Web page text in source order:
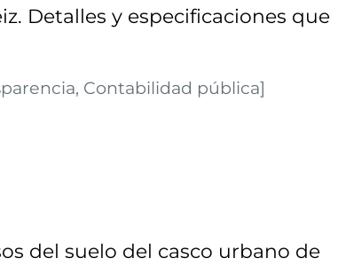
Detalles y especificaciones que
Contabilidad pública]
del suelo del casco urbano de